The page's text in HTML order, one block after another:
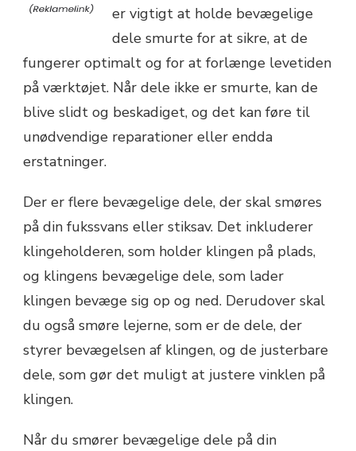
er vigtigt at holde bevægelige
dele smurte for at sikre, at de
fungerer optimalt og for at forlænge levetiden
på værktøjet. Når dele ikke er smurte, kan de
blive slidt og beskadiget, og det kan føre til
unødvendige reparationer eller endda
erstatninger.
Der er flere bevægelige dele, der skal smøres
på din fukssvans eller stiksav. Det inkluderer
klingeholderen, som holder klingen på plads,
og klingens bevægelige dele, som lader
klingen bevæge sig op og ned. Derudover skal
du også smøre lejerne, som er de dele, der
styrer bevægelsen af ​​klingen, og de justerbare
dele, som gør det muligt at justere vinklen på
klingen.
Når du smører bevægelige dele på din